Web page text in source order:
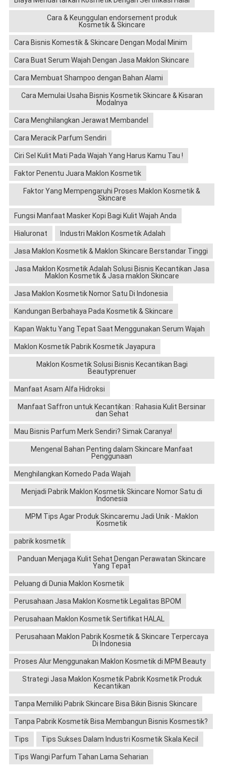
Cara & Keunggulan endorsement produk
Kosmetik & Skincare
Cara Bisnis Komestik & Skincare Dengan Modal Minim
Cara Buat Serum Wajah Dengan Jasa Maklon Skincare
Cara Membuat Shampoo dengan Bahan Alami
Cara Memulai Usaha Bisnis Kosmetik Skincare & Kisaran
Modalnya
Cara Menghilangkan Jerawat Membandel
Cara Meracik Parfum Sendiri
Ciri Sel Kulit Mati Pada Wajah Yang Harus Kamu Tau !
Faktor Penentu Juara Maklon Kosmetik
Faktor Yang Mempengaruhi Proses Maklon Kosmetik &
Skincare
Fungsi Manfaat Masker Kopi Bagi Kulit Wajah Anda
Hialuronat Industri Maklon Kosmetik Adalah
Jasa Maklon Kosmetik & Maklon Skincare Berstandar Tinggi
Jasa Maklon Kosmetik Adalah Solusi Bisnis Kecantikan Jasa
Maklon Kosmetik & Jasa maklon Skincare
Jasa Maklon Kosmetik Nomor Satu Di Indonesia
Kandungan Berbahaya Pada Kosmetik & Skincare
Kapan Waktu Yang Tepat Saat Menggunakan Serum Wajah
Maklon Kosmetik Pabrik Kosmetik Jayapura
Maklon Kosmetik Solusi Bisnis Kecantikan Bagi
Beautyprenuer
Manfaat Asam Alfa Hidroksi
Manfaat Saffron untuk Kecantikan : Rahasia Kulit Bersinar
dan Sehat
Mau Bisnis Parfum Merk Sendiri? Simak Caranya!
Mengenal Bahan Penting dalam Skincare Manfaat
Penggunaan
Menghilangkan Komedo Pada Wajah
Menjadi Pabrik Maklon Kosmetik Skincare Nomor Satu di
Indonesia
MPM Tips Agar Produk Skincaremu Jadi Unik - Maklon
Kosmetik
pabrik kosmetik
Panduan Menjaga Kulit Sehat Dengan Perawatan Skincare
Yang Tepat
Peluang di Dunia Maklon Kosmetik
Perusahaan Jasa Maklon Kosmetik Legalitas BPOM
Perusahaan Maklon Kosmetik Sertifikat HALAL
Perusahaan Maklon Pabrik Kosmetik & Skincare Terpercaya
Di Indonesia
Proses Alur Menggunakan Maklon Kosmetik di MPM Beauty
Strategi Jasa Maklon Kosmetik Pabrik Kosmetik Produk
Kecantikan
Tanpa Memiliki Pabrik Skincare Bisa Bikin Bisnis Skincare
Tanpa Pabrik Kosmetik Bisa Membangun Bisnis Kosmestik?
Tips Tips Sukses Dalam Industri Kosmetik Skala Kecil
Tips Wangi Parfum Tahan Lama Seharian